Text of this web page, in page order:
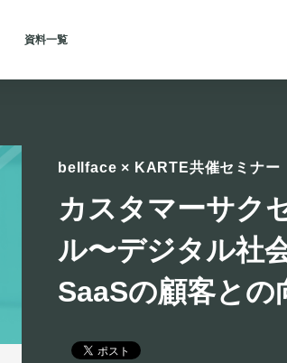
での双方向コミュ
ン
ャネルでの単方向
調査する
する
資料一覧
bellface × KARTE共催セミナー
カスタマーサク
ル〜デジタル社
SaaSの顧客との